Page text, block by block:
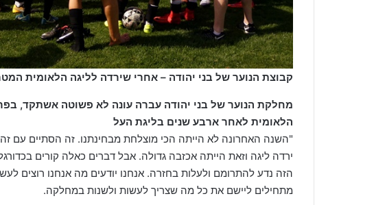
קבוצת הנוער של בני יהודה – אחרי שירדה לליגה הלאומית
מחלקת הנוער של בני יהודה עברה עונה לא פשוטה אשתקד,
הלאומית לאחר ארבע שנים בליגת העל
"השנה האחרונה לא הייתה הכי מוצלחת מבחינתנו. זה הסתיים עם
ירדה ליגה וזאת הייתה אכזבה גדולה. אבל דברים כאלה קורים
הזה נדע להתרומם ולעלות בחזרה. אנחנו יודעים מה אנחנו רוצים
מתחילים ליישם את כל מה שצריך לעשות ולשנות במחלקה.